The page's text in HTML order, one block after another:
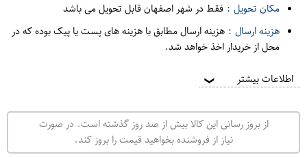
مکان تحویل : فقط در شهر اصفهان قابل تحویل می باشد
هزینه ارسال : هزینه ارسال مطابق با هزینه های پست یا پیک بوده که در
محل از خریدار اخذ خواهد شد.
اطلاعات بیشتر ❯
از بروز رسانی این کالا بیش از صد روز گذشته است. در صورت
نیاز از فروشنده بخواهید قیمت را بروز کند.